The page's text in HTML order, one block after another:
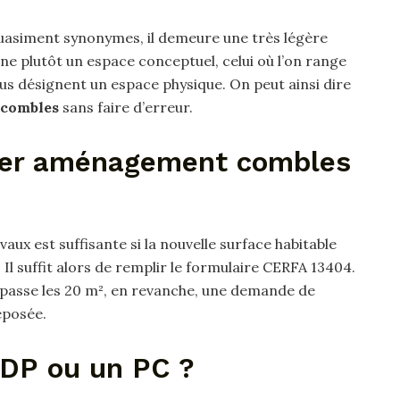
synonymes, il demeure une très légère
plutôt un espace conceptuel, celui où l’on range
désignent un espace physique. On peut ainsi dire
combles sans faire d’erreur.
aménagement combles
est suffisante si la nouvelle surface habitable
suffit alors de remplir le formulaire CERFA 13404.
les 20 m², en revanche, une demande de
ou un PC ?